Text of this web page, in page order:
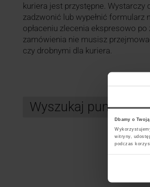
Dbamy o
witryny,
podczas
kuriera jest przystępne. Wystarczy
zadzwonić lub wypełnić formularz
opłaceniu zlecenia ekspresowo po
zamówienia nie musisz
czy drobnymi dla kuriera.
Wyszukaj punkt